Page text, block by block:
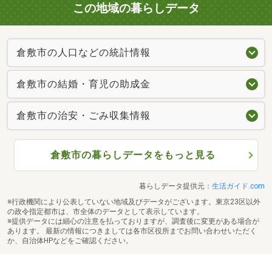
この地域の暮らしデータ
倉敷市の人口などの統計情報
倉敷市の結婚・育児の助成金
倉敷市の治安・ごみ収集情報
倉敷市の暮らしデータをもっと見る
暮らしデータ提供元： 生活ガイド.com
※行政機関により公表していない地域及びデータがございます。東京23区以外
の政令指定都市は、市全体のデータとして表示しています。
※提供データには細心の注意を払っておりますが、調査後に変更がある場合が
あります。 最新の情報につきましては各市区役所までお問い合わせいただく
か、自治体HPなどをご確認ください。